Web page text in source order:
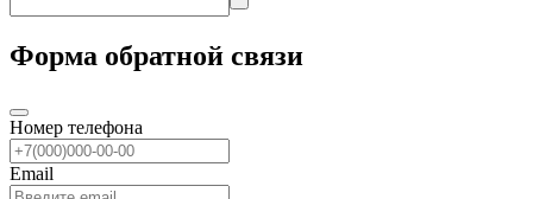
Форма обратной связи
Номер телефона
Email